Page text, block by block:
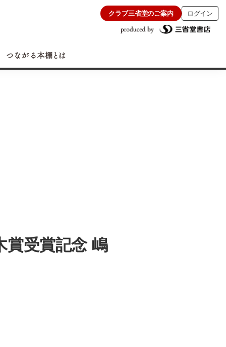
クラブ三省堂のご案内 ログイン
賞受賞記念 嶋